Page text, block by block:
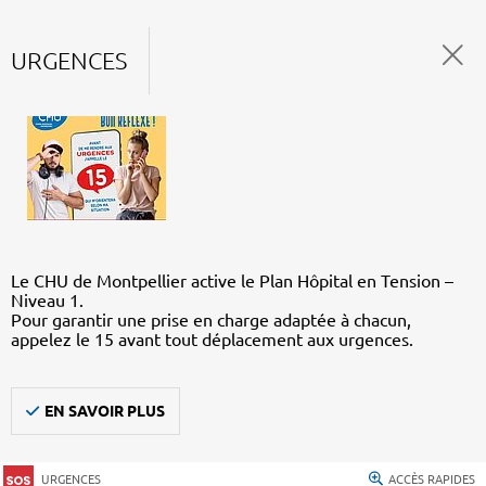
URGENCES
Le CHU de Montpellier active le Plan Hôpital en Tension –
Niveau 1.
Pour garantir une prise en charge adaptée à chacun,
appelez le 15 avant tout déplacement aux urgences.
EN SAVOIR PLUS
URGENCES ACCÈS RAPIDES